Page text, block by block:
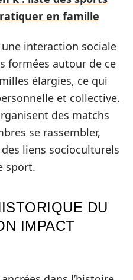
en famille
interaction sociale
formées autour de ce
élargies, ce qui
et collective.
des matchs
se rassembler,
liens socioculturels
sport.
DU
IMPACT